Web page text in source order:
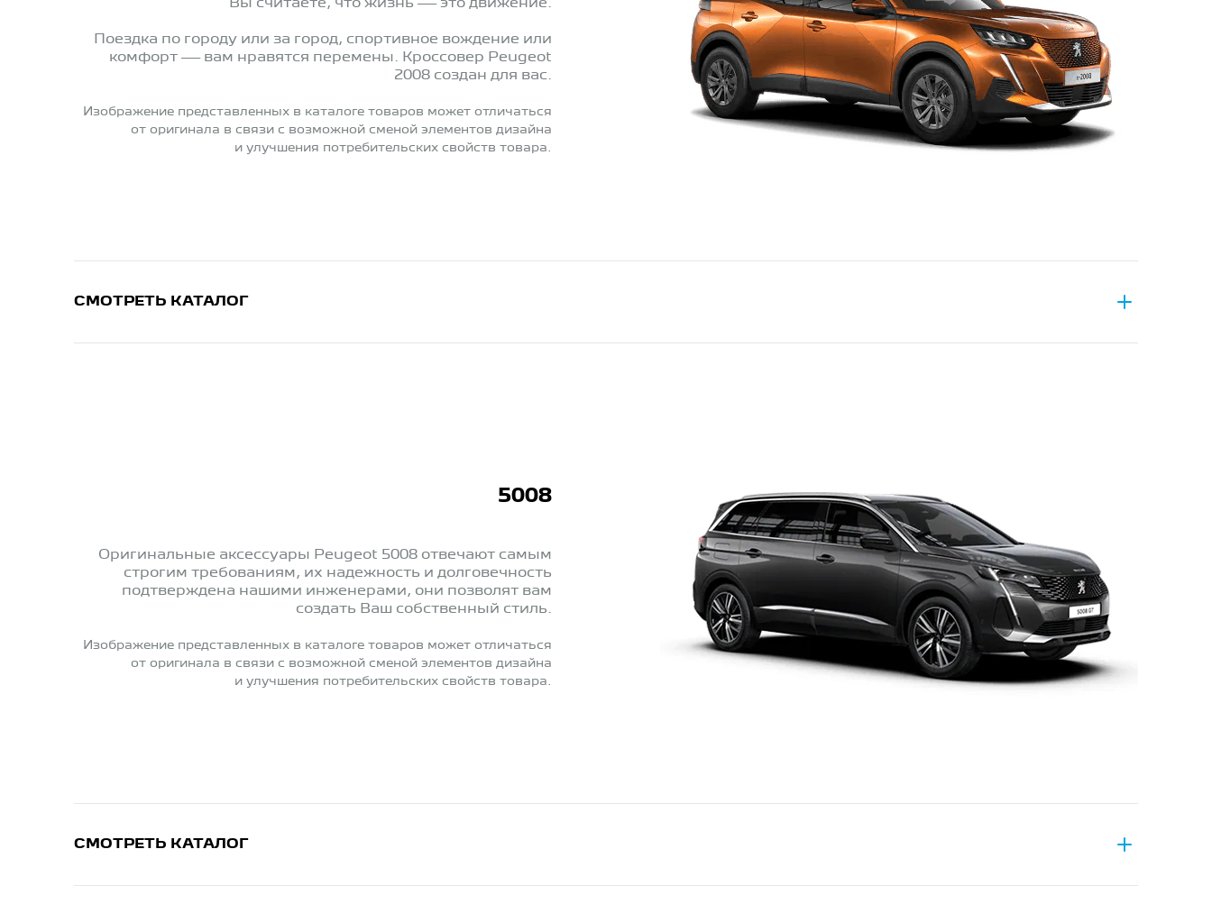
Вы считаете, что жизнь — это движение.
Поездка по городу или за город, спортивное вождение или
комфорт — вам нравятся перемены. Кроссовер Peugeot
2008 создан для вас.
Изображение представленных в каталоге товаров может отличаться
от оригинала в связи с возможной сменой элементов дизайна
и улучшения потребительских свойств товара.
СМОТРЕТЬ КАТАЛОГ
5008
Оригинальные аксессуары Peugeot 5008 отвечают самым
строгим требованиям, их надежность и долговечность
подтверждена нашими инженерами, они позволят вам
создать Ваш собственный стиль.
Изображение представленных в каталоге товаров может отличаться
от оригинала в связи с возможной сменой элементов дизайна
и улучшения потребительских свойств товара.
СМОТРЕТЬ КАТАЛОГ